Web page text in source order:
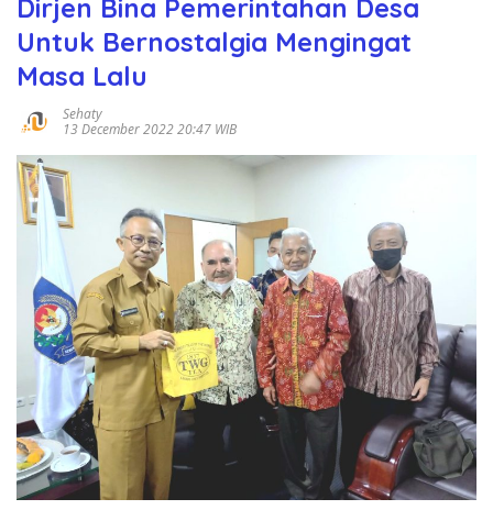
Dirjen Bina Pemerintahan Desa
Untuk Bernostalgia Mengingat
Masa Lalu
Sehaty
13 December 2022 20:47 WIB